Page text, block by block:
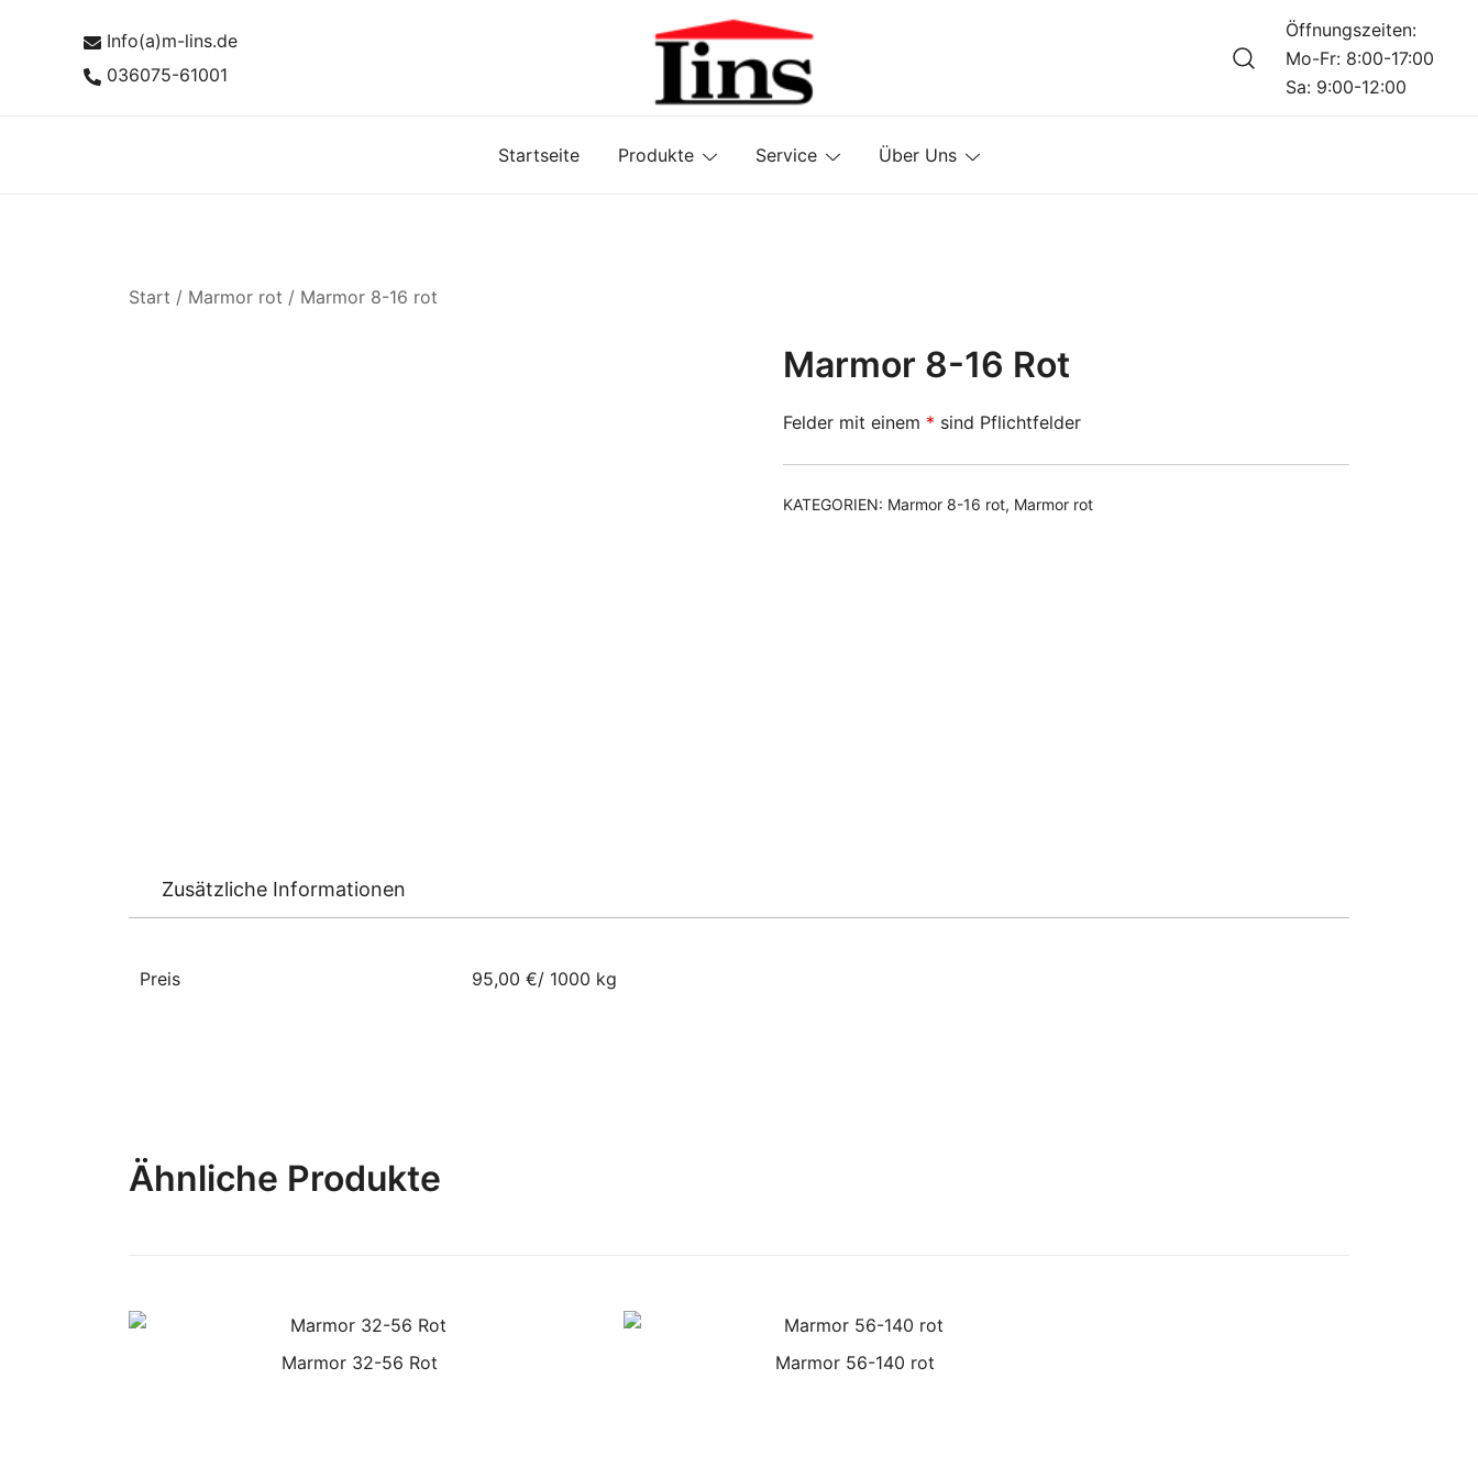
Info(a)m-lins.de
036075-61001
Fuhrbetrieb & Baustoffhandel Lins
Öffnungszeiten:
Mo-Fr: 8:00-17:00
Sa: 9:00-12:00
Startseite Produkte Service Über Uns
Start / Marmor rot / Marmor 8-16 rot
Marmor 8-16 Rot
Felder mit einem * sind Pflichtfelder
KATEGORIEN: Marmor 8-16 rot, Marmor rot
Zusätzliche Informationen
Preis 95,00 €/ 1000 kg
Ähnliche Produkte
Marmor 32-56 Rot Marmor 56-140 rot